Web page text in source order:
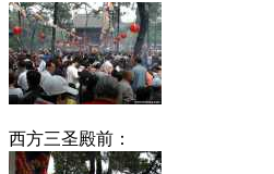
西方三圣殿前：